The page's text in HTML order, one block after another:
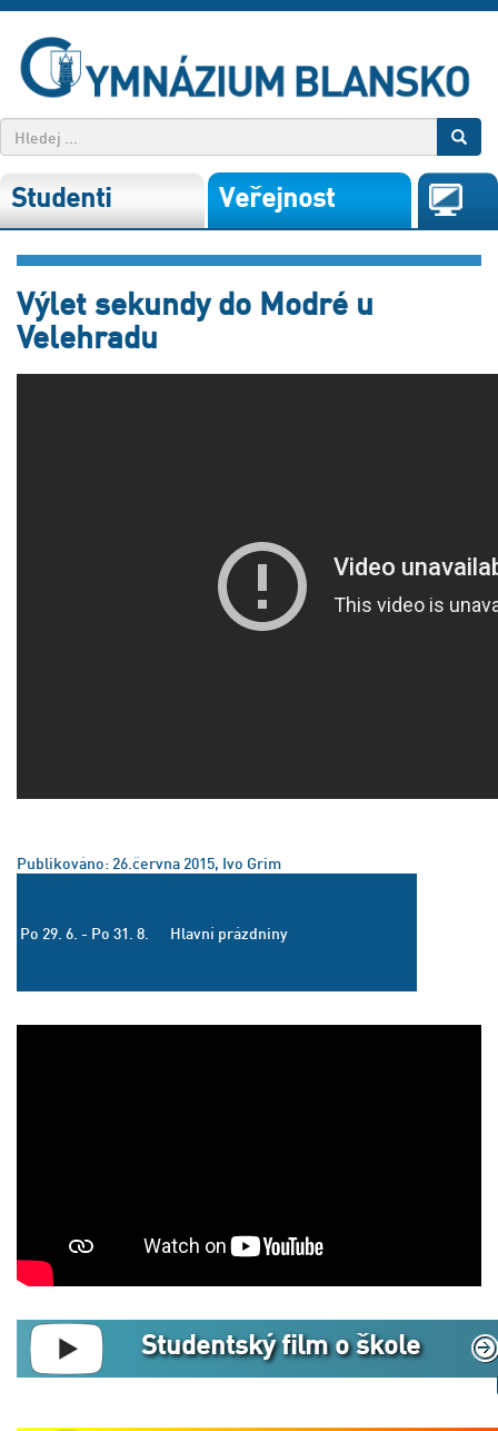
Studenti Veřejnost
Výlet sekundy do Modré u
Velehradu
Publikováno: 26.června 2015, Ivo Grim
Po 29. 6. - Po 31. 8. Hlavní prázdniny
Studentský film o škole